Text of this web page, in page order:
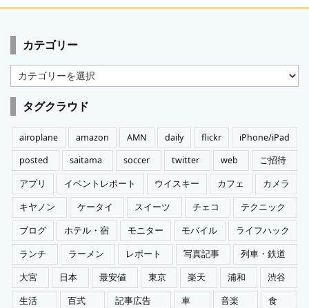
カテゴリー
カ
テ
ゴ
リ
ー
タグクラウド
airoplane amazon AMN daily flickr
iPhone/iPad
posted
saitama soccer twitter web
ご招待
アプリ
イベントレポート ウイスキー カフェ
カメラ
キヤノン
ケータイ スイーツ チェコ
テクニック
ブログ
ホテル・宿 モニター モバイル
ライフハック
ランチ
ラーメン レポート 写真記事
列車・鉄道
大宮
日本 最安値 東京 楽天 浦和
渋谷
生活
百式 記事広告 車 音楽 食